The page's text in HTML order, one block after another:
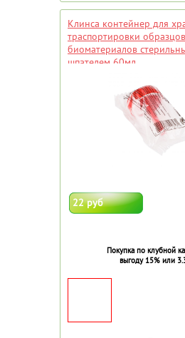
Клинса контейнер для
траспортировки образцов
биоматериалов
шпателем 60мл
22 руб
Покупка по клубной
выгоду 15% или